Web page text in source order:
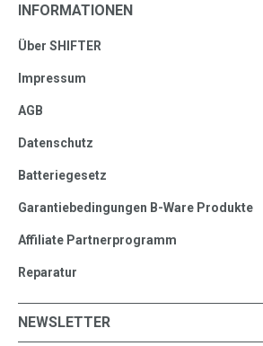
INFORMATIONEN
Über SHIFTER
Impressum
AGB
Datenschutz
Batteriegesetz
Garantiebedingungen B-Ware Produkte
Affiliate Partnerprogramm
Reparatur
NEWSLETTER